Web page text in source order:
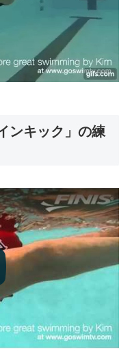
ンキック」の練